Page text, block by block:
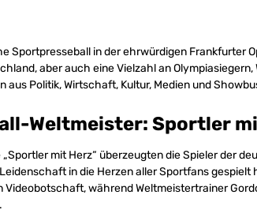
Sportpresseball in der ehrwürdigen Frankfurter
aber auch eine Vielzahl an
aus Politik, Wirtschaft, Kultur, Medien und
Weltmeister: Sportler
„Sportler mit Herz“ überzeugten die Spieler der
in die Herzen aller Sportfans
Videobotschaft, während Weltmeistertrainer